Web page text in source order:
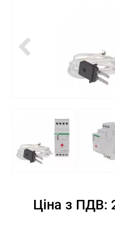
Ціна з ПДВ: